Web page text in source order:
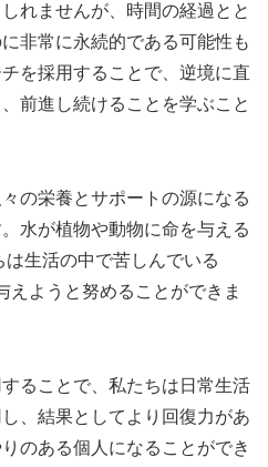
れませんが、時間の経過とと
非常に永続的である可能性も
を採用することで、逆境に直
前進し続けることを学ぶこと
の栄養とサポートの源になる
水が植物や動物に命を与える
生活の中で苦しんでいる
えようと努めることができま
ることで、私たちは日常生活
、結果としてより回復力があ
のある個人になることができ